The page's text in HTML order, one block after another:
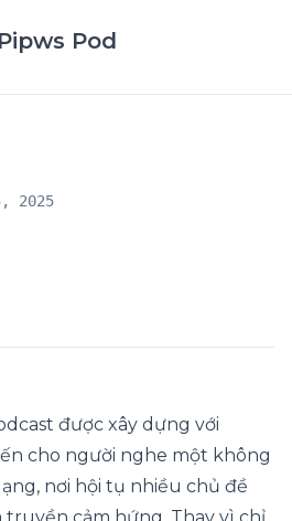
Pipws Pod
2025
được xây dựng với
cho người nghe một không
nơi hội tụ nhiều chủ đề